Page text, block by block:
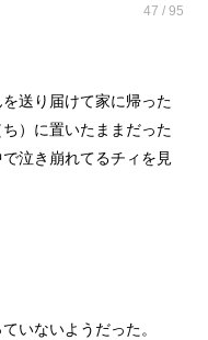
47 / 95
送り届けて家に帰った
）に置いたままだった
泣き崩れてるチィを見
いないようだった。